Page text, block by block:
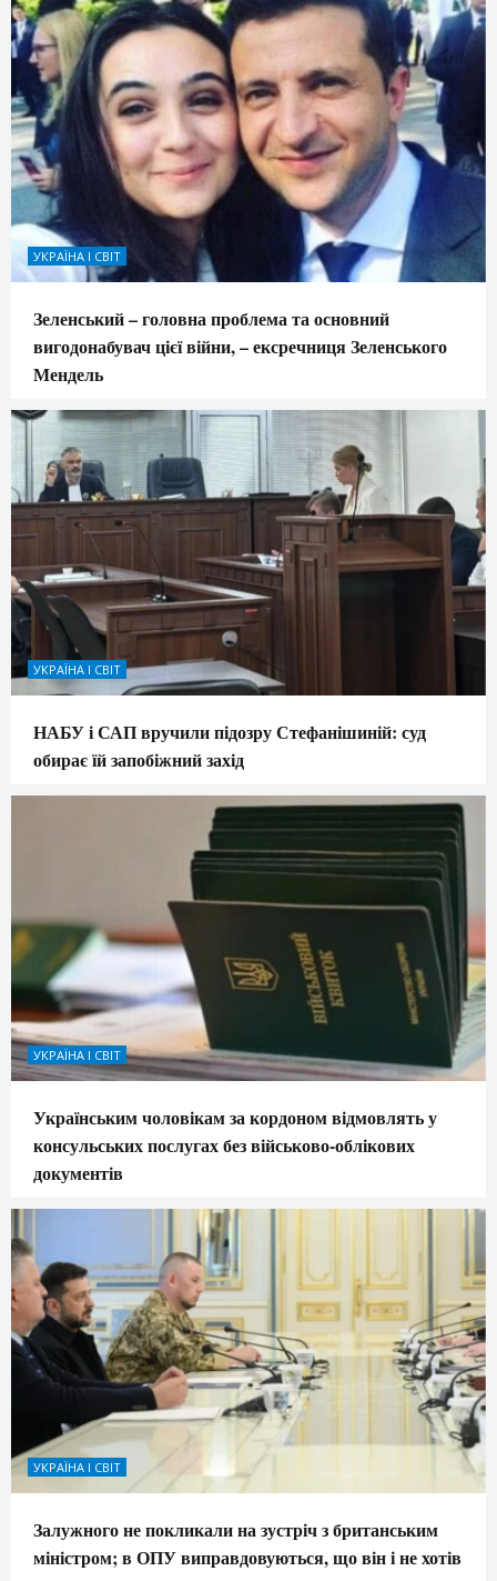
УКРАЇНА І СВІТ
Зеленський – головна проблема та основний
вигодонабувач цієї війни, – ексречниця Зеленського
Мендель
УКРАЇНА І СВІТ
НАБУ і САП вручили підозру Стефанішиній: суд
обирає їй запобіжний захід
УКРАЇНА І СВІТ
Українським чоловікам за кордоном відмовлять у
консульських послугах без військово-облікових
документів
УКРАЇНА І СВІТ
Залужного не покликали на зустріч з британським
міністром; в ОПУ виправдовуються, що він і не хотів